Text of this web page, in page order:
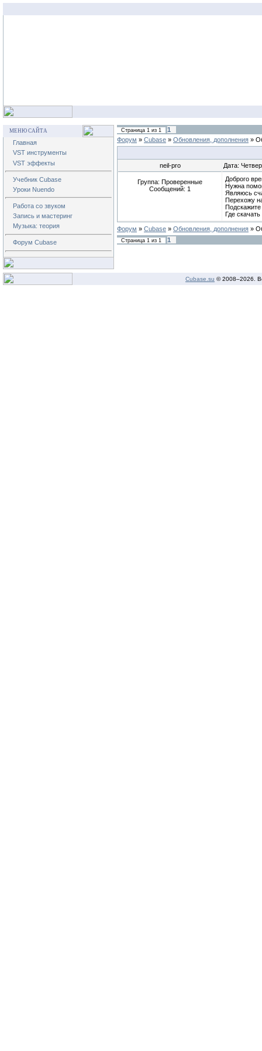
МЕНЮ САЙТА
Главная
VST инструменты
VST эффекты
Учебник Cubase
Уроки Nuendo
Работа со звуком
Запись и мастеринг
Музыка: теория
Форум Cubase
Страница 1 из 1
1
Форум » Cubase » Обновления, дополнения »
neil-pro Дата:
Группа: Проверенные
Сообщений: 1
Доброго
Нужна
Являюсь
Перехожу
Подскажите
Где
Форум » Cubase » Обновления, дополнения »
Страница 1 из 1 1
Cubase.su © 2008–2026.